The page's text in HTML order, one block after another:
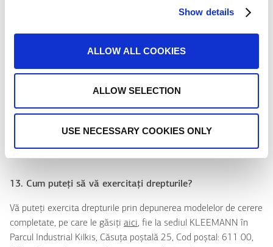
Show details
ALLOW ALL COOKIES
ALLOW SELECTION
USE NECESSARY COOKIES ONLY
de a accesa datele dvs.
de a șterge datele/ dreptul de a le da uitării
de a fi transferate
de a restricționa procesarea
protejarea datelor dvs
13. Cum puteți să vă exercitați drepturile?
Vă puteți exercita drepturile prin depunerea modelelor de cerere
completate, pe care le găsiți aici, fie la sediul KLEEMANN în
Parcul Industrial Kilkis, Căsuța poștală 25, Cod poștal: 611 00,